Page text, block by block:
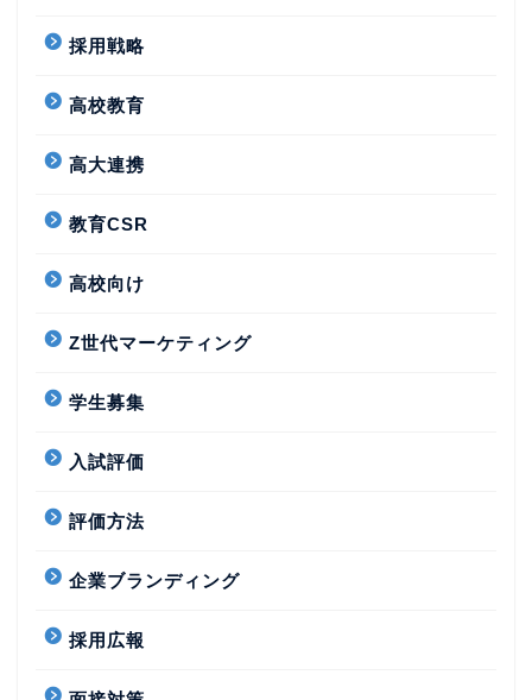
採用戦略
高校教育
高大連携
教育CSR
高校向け
Z世代マーケティング
学生募集
入試評価
評価方法
企業ブランディング
採用広報